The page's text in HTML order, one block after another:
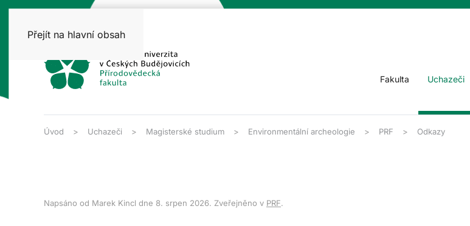
Přejít na hlavní obsah
Fakulta Uchazeči
Úvod Uchazeči Magisterské studium Environmentální archeologie PRF Odkazy
Napsáno od Marek Kincl dne 8. srpen 2026. Zveřejněno v PRF.